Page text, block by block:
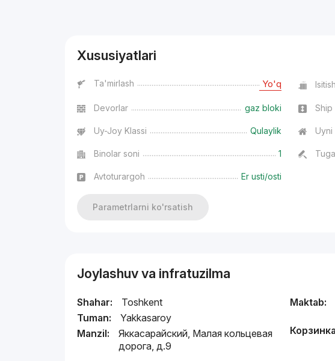
Xususiyatlari
Ta'mirlash Yo'q
Devorlar gaz bloki Ship
Uy-Joy Klassi Qulaylik
Binolar soni 1
Avtoturargoh Er usti/osti
Parametrlarni ko'rsatish
Joylashuv va infratuzilma
Shahar:
Toshkent
Tuman:
Yakkasaroy
Manzil:
Яккасарайский, Малая кольцевая
дорога, д.9
Maktab: